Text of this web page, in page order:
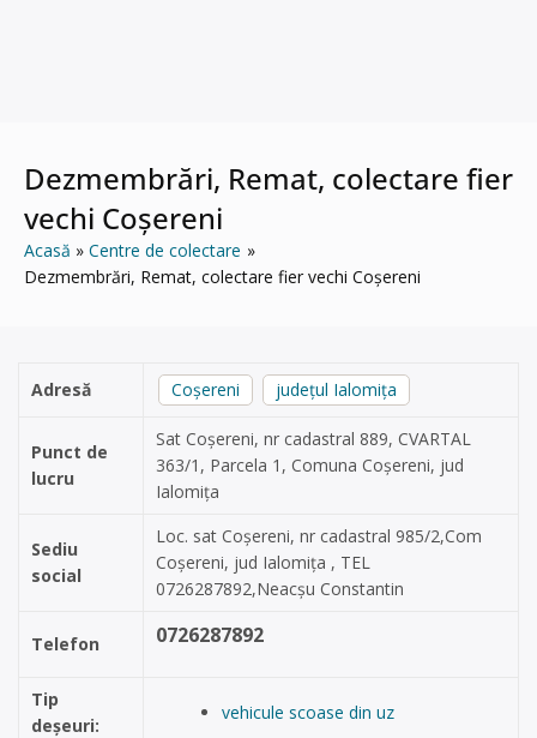
Dezmembrări, Remat, colectare fier
vechi Coșereni
Acasă
Centre de colectare
Dezmembrări, Remat, colectare fier vechi Coșereni
Adresă Coșereni județul Ialomița
Punct de
lucru
Sat Coșereni, nr cadastral 889, CVARTAL
363/1, Parcela 1, Comuna Coșereni, jud
Ialomița
Sediu
social
Loc. sat Coșereni, nr cadastral 985/2,Com
Coșereni, jud Ialomița , TEL
0726287892,Neacșu Constantin
Telefon 0726287892
Tip
deșeuri:
vehicule scoase din uz